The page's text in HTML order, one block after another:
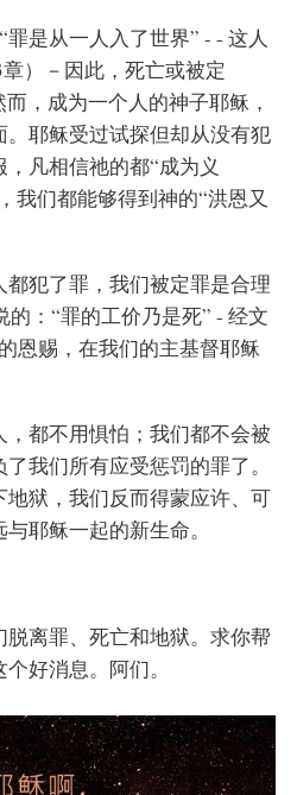
是从一人入了世界” - - 这人
）－因此，死亡或被定
，成为一个人的神子耶稣，
耶稣受过试探但却从没有犯
凡相信祂的都“成为义
我们都能够得到神的“洪恩又
犯了罪，我们被定罪是合理
：“罪的工价乃是死” - 经文
恩赐，在我们的主基督耶稣
都不用惧怕；我们都不会被
我们所有应受惩罚的罪了。
狱，我们反而得蒙应许、可
耶稣一起的新生命。
离罪、死亡和地狱。求你帮
好消息。阿们。